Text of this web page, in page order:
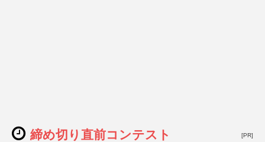
締め切り直前コンテスト [PR]